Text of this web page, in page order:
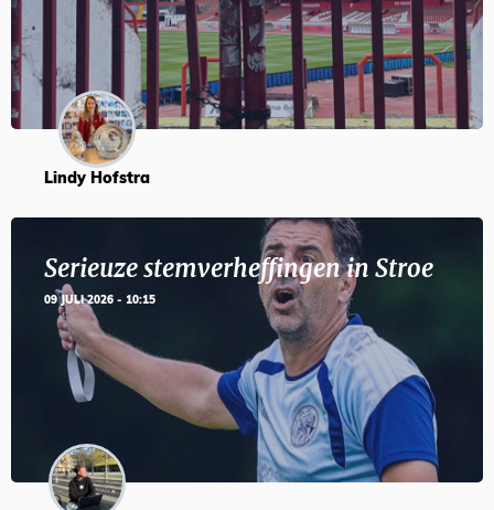
Lindy Hofstra
Serieuze stemverheffingen in Stroe
09 JULI 2026 - 10:15